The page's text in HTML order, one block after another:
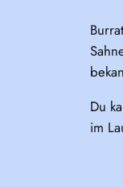
Du
im